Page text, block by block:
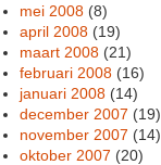
mei 2008 (8)
april 2008 (19)
maart 2008 (21)
februari 2008 (16)
januari 2008 (14)
december 2007 (19)
november 2007 (14)
oktober 2007 (20)